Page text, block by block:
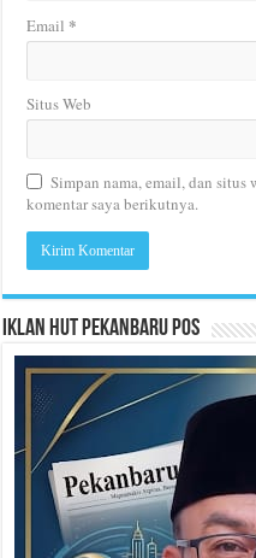
Email *
Situs Web
Simpan nama, email, dan situs
komentar saya berikutnya.
Iklan HUT Pekanbaru Pos